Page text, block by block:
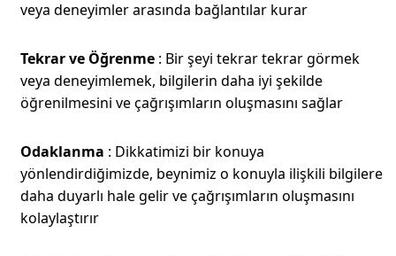
veya deneyimler arasında bağlantılar kurar
Tekrar ve Öğrenme : Bir şeyi tekrar tekrar görmek
veya deneyimlemek, bilgilerin daha iyi şekilde
öğrenilmesini ve çağrışımların oluşmasını sağlar
Odaklanma : Dikkatimizi bir konuya
yönlendirdiğimizde, beynimiz o konuyla ilişkili bilgilere
daha duyarlı hale gelir ve çağrışımların oluşmasını
kolaylaştırır